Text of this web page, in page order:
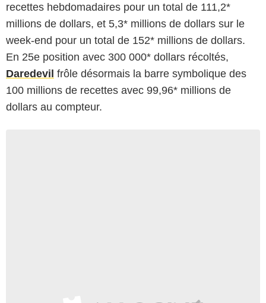
recettes hebdomadaires pour un total de 111,2*
millions de dollars, et 5,3* millions de dollars sur le
week-end pour un total de 152* millions de dollars.
En 25e position avec 300 000* dollars récoltés,
Daredevil frôle désormais la barre symbolique des
100 millions de recettes avec 99,96* millions de
dollars au compteur.